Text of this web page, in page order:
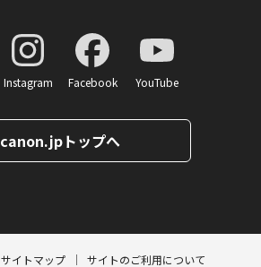
Instagram Facebook YouTube
canon.jpトップへ
サイトマップ サイトのご利用について